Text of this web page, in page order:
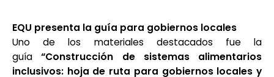
EQU presenta la guía para gobiernos locales
Uno de los materiales destacados fue la
guía“Construcción de sistemas alimentarios
inclusivos: hoja de ruta para gobiernos locales y